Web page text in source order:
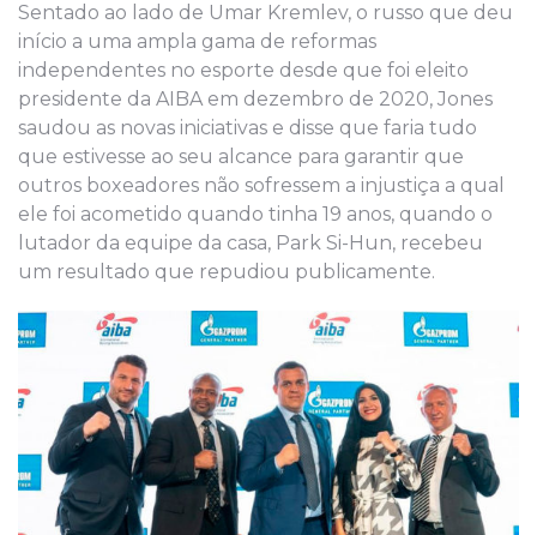
Sentado ao lado de Umar Kremlev, o russo que deu
início a uma ampla gama de reformas
independentes no esporte desde que foi eleito
presidente da AIBA em dezembro de 2020, Jones
saudou as novas iniciativas e disse que faria tudo
que estivesse ao seu alcance para garantir que
outros boxeadores não sofressem a injustiça a qual
ele foi acometido quando tinha 19 anos, quando o
lutador da equipe da casa, Park Si-Hun, recebeu
um resultado que repudiou publicamente.